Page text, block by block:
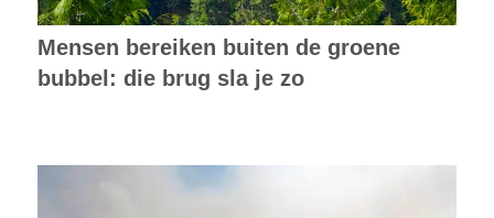
Mensen bereiken buiten de groene
bubbel: die brug sla je zo